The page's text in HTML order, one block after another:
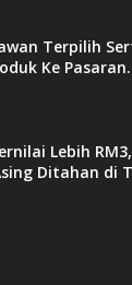
Terpilih
Ke
Lebih
Ditahan di